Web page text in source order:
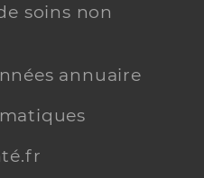
soins non
annuaire